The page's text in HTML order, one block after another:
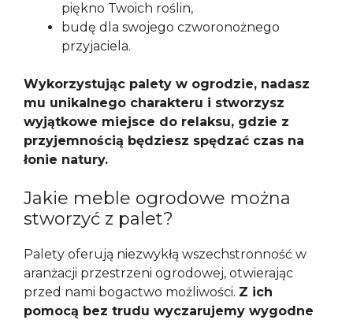
piękno Twoich roślin,
budę dla swojego czworonożnego
przyjaciela.
Wykorzystując palety w ogrodzie, nadasz
mu unikalnego charakteru i stworzysz
wyjątkowe miejsce do relaksu, gdzie z
przyjemnością będziesz spędzać czas na
łonie natury.
Jakie meble ogrodowe można
stworzyć z palet?
Palety oferują niezwykłą wszechstronność w
aranżacji przestrzeni ogrodowej, otwierając
przed nami bogactwo możliwości. Z ich
pomocą bez trudu wyczarujemy wygodne